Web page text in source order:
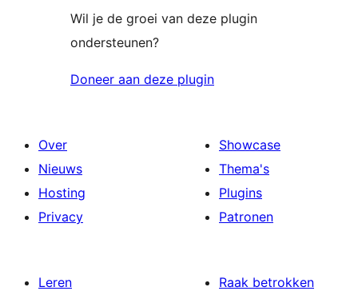
Wil je de groei van deze plugin
ondersteunen?
Doneer aan deze plugin
Over
Nieuws
Hosting
Privacy
Showcase
Thema's
Plugins
Patronen
Leren
Raak betrokken